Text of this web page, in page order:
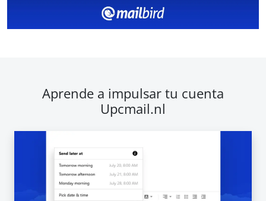
Aprende a impulsar tu cuenta
Upcmail.nl